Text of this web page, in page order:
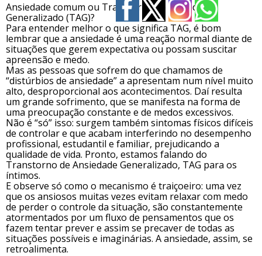
Ansiedade comum ou Transtorno de Ansiedade
Generalizado (TAG)?
Para entender melhor o que significa TAG, é bom
lembrar que a ansiedade é uma reação normal diante de
situações que gerem expectativa ou possam suscitar
apreensão e medo.
Mas as pessoas que sofrem do que chamamos de
“distúrbios de ansiedade” a apresentam num nível muito
alto, desproporcional aos acontecimentos. Daí resulta
um grande sofrimento, que se manifesta na forma de
uma preocupação constante e de medos excessivos.
Não é “só” isso: surgem também sintomas físicos difíceis
de controlar e que acabam interferindo no desempenho
profissional, estudantil e familiar, prejudicando a
qualidade de vida. Pronto, estamos falando do
Transtorno de Ansiedade Generalizado, TAG para os
íntimos.
E observe só como o mecanismo é traiçoeiro: uma vez
que os ansiosos muitas vezes evitam relaxar com medo
de perder o controle da situação, são constantemente
atormentados por um fluxo de pensamentos que os
fazem tentar prever e assim se precaver de todas as
situações possíveis e imaginárias. A ansiedade, assim, se
retroalimenta.